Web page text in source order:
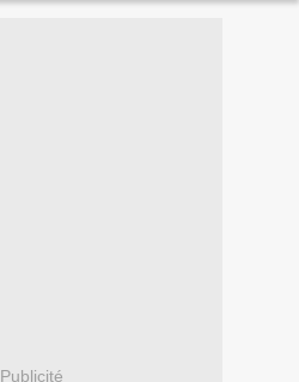
Publicité